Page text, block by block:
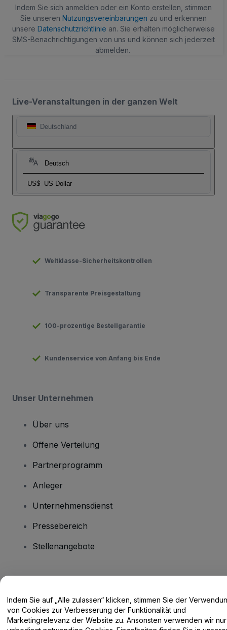
Indem Sie sich anmelden oder ein Konto erstellen, stimmen
Sie unseren Nutzungsvereinbarungen zu und erkennen
unsere Datenschutzrichtlinie an. Sie erhalten möglicherweise
SMS-Benachrichtigungen von uns und können sich jederzeit
abmelden.
Live-Veranstaltungen in der ganzen Welt
Deutschland
Deutsch
US$ US Dollar
Weltklasse-Sicherheitskontrollen
Transparente Preisgestaltung
100-prozentige Bestellgarantie
Kundenservice von Anfang bis Ende
Unser Unternehmen
Über uns
Offene Verteilung
Partnerprogramm
Anleger
Unternehmensdienst
Pressebereich
Stellenangebote
Hilfe-Center / Kontakt
Indem Sie auf „Alle zulassen“ klicken, stimmen Sie der
von Cookies zur Verbesserung der Funktionalität und
Marketingrelevanz der Website zu. Ansonsten verwenden wir nur